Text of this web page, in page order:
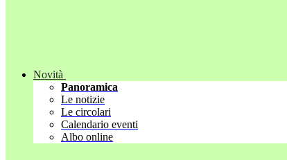
Novità
Panoramica
Le notizie
Le circolari
Calendario eventi
Albo online